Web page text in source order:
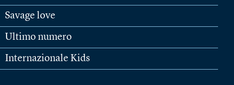
Savage love
Ultimo numero
Internazionale Kids